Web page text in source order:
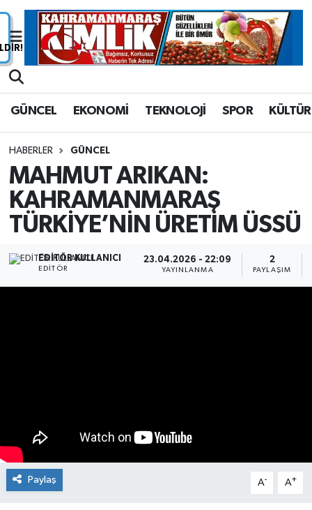
GÜNCEL EKONOMİ TEKNOLOJİ SPOR KÜLTÜR
HABERLER GÜNCEL
MAHMUT ARIKAN:
KAHRAMANMARAŞ
TÜRKİYE’NİN ÜRETİM ÜSSÜ
EDITÖR KULLANICI
EDITÖR
23.04.2026 - 22:09
YAYINLANMA
2
PAYLAŞIM
Paylaş A- A+
Nöbetçi Eczaneler
Süper Lig Puan Durumu ve Fikstür
Tüm Manşetler
Son Dakika Haberleri